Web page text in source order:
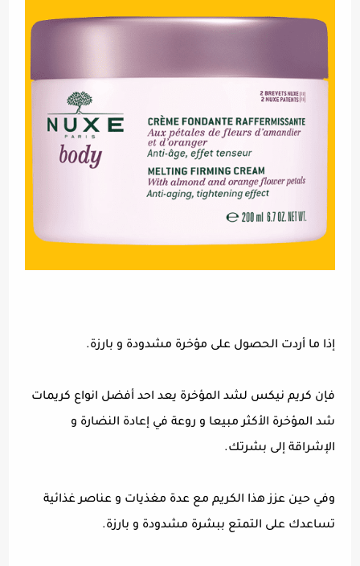
إذا ما أردت الحصول على مؤخرة مشدودة و بارزة.
فإن كريم نيكس لشد المؤخرة يعد احد أفضل انواع كريمات
شد المؤخرة الأكثر مبيعا و روعة في إعادة النضارة و
الإشراقة إلى بشرتك.
وفي حين عزز هذا الكريم مع عدة مغذيات و عناصر غذائية
تساعدك على التمتع ببشرة مشدودة و بارزة.